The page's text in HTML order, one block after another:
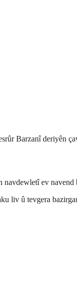
Barzanî deriyên
ev navend
liv û tevgera